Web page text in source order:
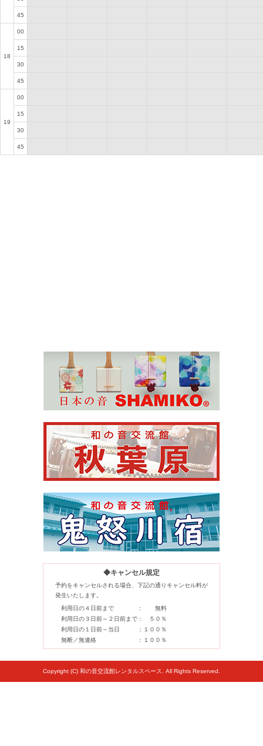
45
18
00
15
30
45
19
00
15
30
45
◆キャンセル規定
予約をキャンセルされる場合、下記の通りキャンセル料が
発生いたします。
利用日の４日前まで
無料
利用日の３日前～２日前まで
５０％
利用日の１日前～当日
１００％
無断／無連絡
１００％
Copyright (C) 和の音交流館レンタルスペース. All Rights Reserved.